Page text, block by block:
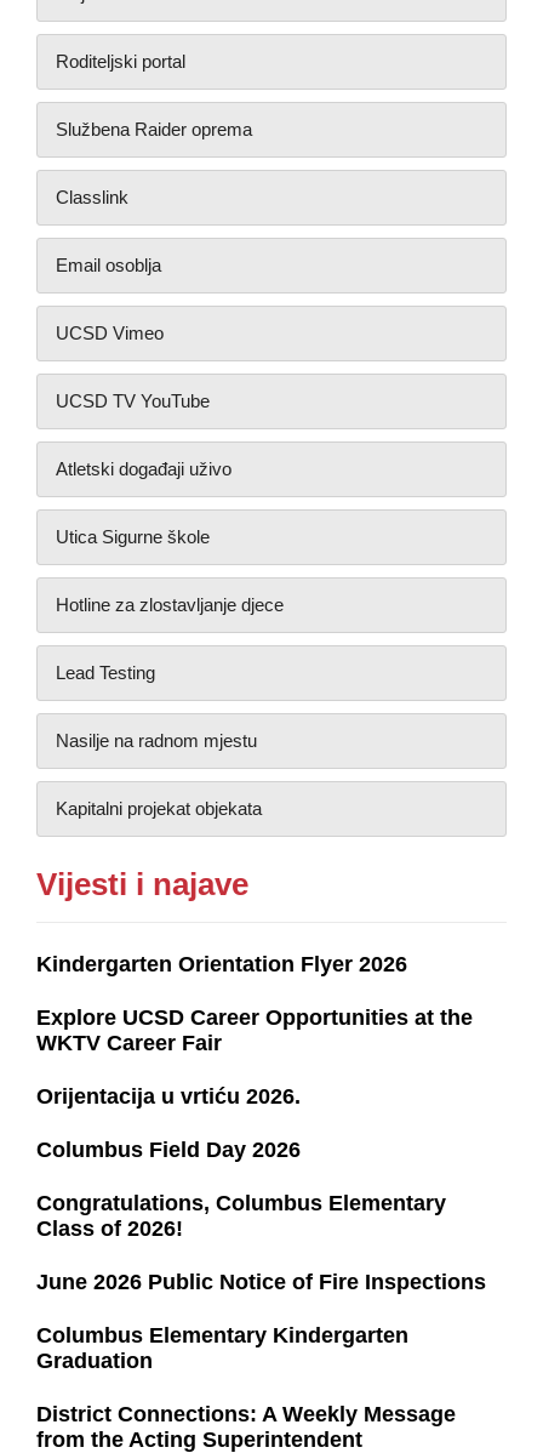
Roditeljski portal
Službena Raider oprema
Classlink
Email osoblja
UCSD Vimeo
UCSD TV YouTube
Atletski događaji uživo
Utica Sigurne škole
Hotline za zlostavljanje djece
Lead Testing
Nasilje na radnom mjestu
Kapitalni projekat objekata
Vijesti i najave
Kindergarten Orientation Flyer 2026
Explore UCSD Career Opportunities at the
WKTV Career Fair
Orijentacija u vrtiću 2026.
Columbus Field Day 2026
Congratulations, Columbus Elementary
Class of 2026!
June 2026 Public Notice of Fire Inspections
Columbus Elementary Kindergarten
Graduation
District Connections: A Weekly Message
from the Acting Superintendent